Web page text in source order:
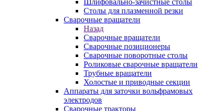
Шлифовально-зачистные столы
Столы для плазменной резки
Сварочные вращатели
Назад
Сварочные вращатели
Сварочные позиционеры
Сварочные поворотные столы
Роликовые сварочные вращатели
Трубные вращатели
Холостые и приводные секции
Аппараты для заточки вольфрамовых
электродов
Сварочные тракторы